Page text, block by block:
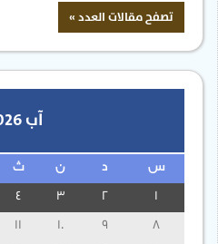
آب 2026
س ن ث
3